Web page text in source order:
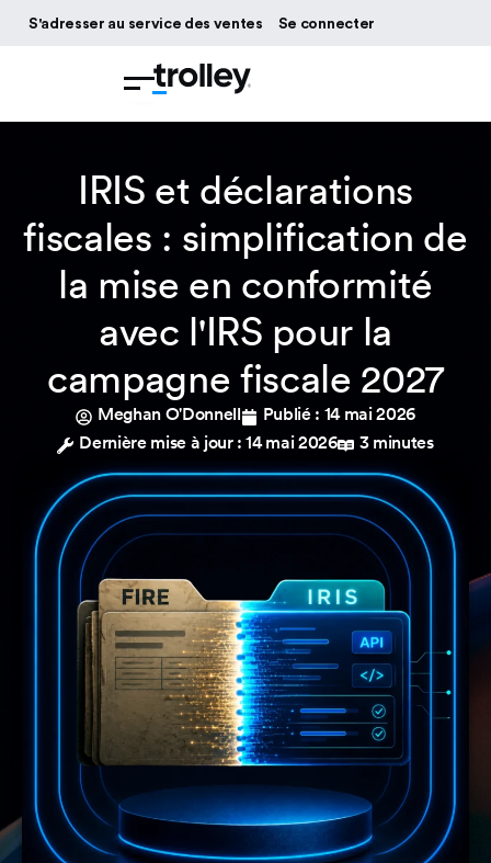
S'adresser au service des ventes Se connecter
IRIS et déclarations
fiscales : simplification de
la mise en conformité
avec l'IRS pour la
campagne fiscale 2027
Meghan O'Donnell Publié : 14 mai 2026
Dernière mise à jour : 14 mai 2026
3 minutes